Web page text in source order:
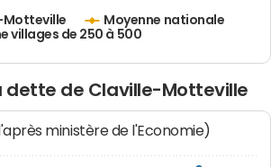
Motteville
Moyenne nationale
villages de 250 à 500
dette de Claville-Motteville
ministère de l'Economie)